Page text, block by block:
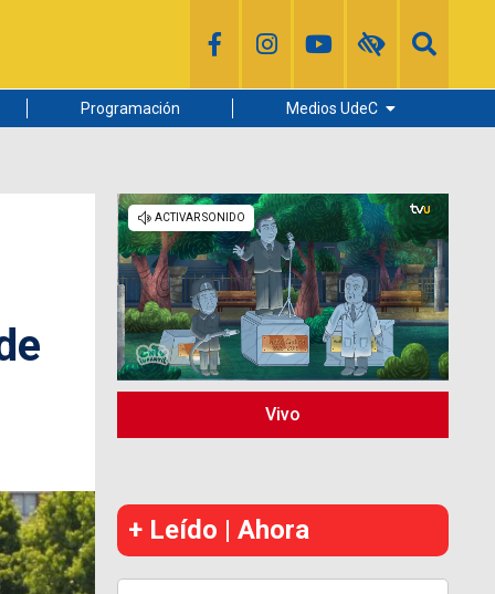
Programación Medios UdeC
Radio UdeC
Noticias UdeC
La Discusión
Vivo
+ Leído | Ahora